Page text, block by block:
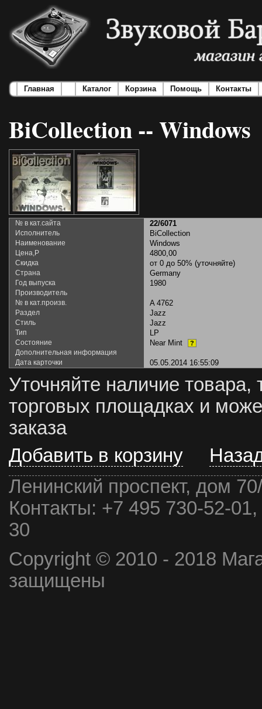
Главная Каталог Корзина Помощь Контакты
BiCollection -- Windows
№ в кат.сайта 22/6071
Исполнитель BiCollection
Наименование Windows
Цена,Р 4800,00
Скидка от 0 до 50% (уточняйте)
Страна Germany
Год выпуска 1980
Производитель
№ в кат.произв.
A 4762
Раздел Jazz
Стиль Jazz
Тип LP
Состояние Near Mint ?
Дополнительная информация
Дата карточки
05.05.2014 16:55:09
Уточняйте наличие товара,
торговых площадках и
заказа
Добавить в корзину
Ленинский проспект, дом
Контакты: +7 495 730-52-
30
Copyright © 2010 - 2018
защищены